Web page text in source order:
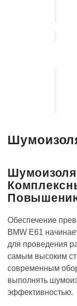
Обеспечение
BMW E61
для проведения
самым высоким
современным
выполнять
эффективностью.